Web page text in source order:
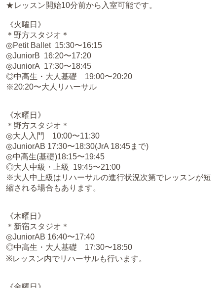
★レッスン開始10分前から入室可能です。
《火曜日》
＊野方スタジオ＊
◎Petit Ballet 15:30〜16:15
◎JuniorB 16:20〜17:20
◎JuniorA 17:30〜18:45
◎中高生・大人基礎 19:00〜20:20
※20:20〜大人リハーサル
《水曜日》
＊野方スタジオ＊
◎大人入門 10:00〜11:30
◎JuniorAB 17:30〜18:30(JrA 18:45まで)
◎中高生(基礎)18:15〜19:45
◎大人中級・上級 19:45〜21:00
※大人中上級はリハーサルの進行状況次第でレッスンが短
縮される場合もあります。
《木曜日》
＊新宿スタジオ＊
◎JuniorAB 16:40〜17:40
◎中高生・大人基礎 17:30〜18:50
※レッスン内でリハーサルも行います。